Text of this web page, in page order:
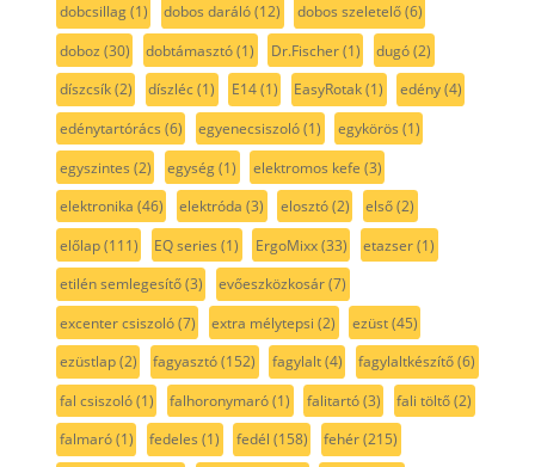
dobcsillag(1) dobos daráló(12) dobos szeletelő(6)
doboz (30) dobtámasztó(1) Dr.Fischer(1) dugó(2)
díszcsík(2) díszléc(1) E14(1) EasyRotak(1) edény(4)
edénytartórács (6) egyenecsiszoló(1) egykörös (1)
egyszintes (2) egység(1) elektromos kefe (3)
elektronika (46) elektróda (3) elosztó(2) első(2)
előlap(111) EQ series (1) ErgoMixx(33) etazser(1)
etilén semlegesítő(3) evőeszközkosár(7)
excenter csiszoló(7) extra mélytepsi (2) ezüst(45)
ezüstlap(2) fagyasztó(152) fagylalt(4) fagylaltkészítő(6)
fal csiszoló(1) falhoronymaró(1) falitartó(3) fali töltő(2)
falmaró(1) fedeles (1) fedél (158) fehér(215)